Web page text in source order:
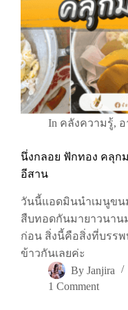
In คลังความรู้,
นึ่งกลอย ฟักทอง คลุก
อีสาน
วันนี้แอดมินนำเมนูขน
สืบทอดกันมายาวนาน
ก่อน สิ่งนี้คือสิ่งที่บรร
ข้าวกันเลยค่ะ
By Janjira
1 Comment